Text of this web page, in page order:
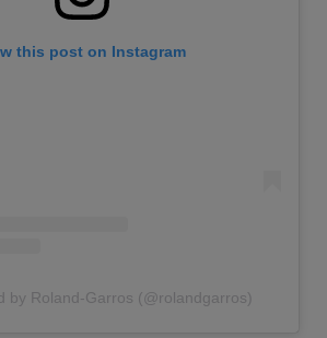
this post on Instagram
by Roland-Garros (@rolandgarros)